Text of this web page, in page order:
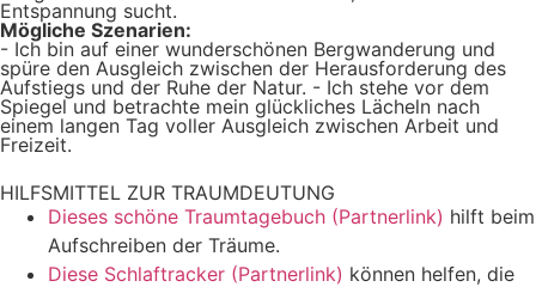
Entspannung sucht.
Mögliche Szenarien:
- Ich bin auf einer wunderschönen Bergwanderung und
spüre den Ausgleich zwischen der Herausforderung des
Aufstiegs und der Ruhe der Natur. - Ich stehe vor dem
Spiegel und betrachte mein glückliches Lächeln nach
einem langen Tag voller Ausgleich zwischen Arbeit und
Freizeit.
HILFSMITTEL ZUR TRAUMDEUTUNG
Dieses schöne Traumtagebuch (Partnerlink) hilft beim
Aufschreiben der Träume.
Diese Schlaftracker (Partnerlink) können helfen, die